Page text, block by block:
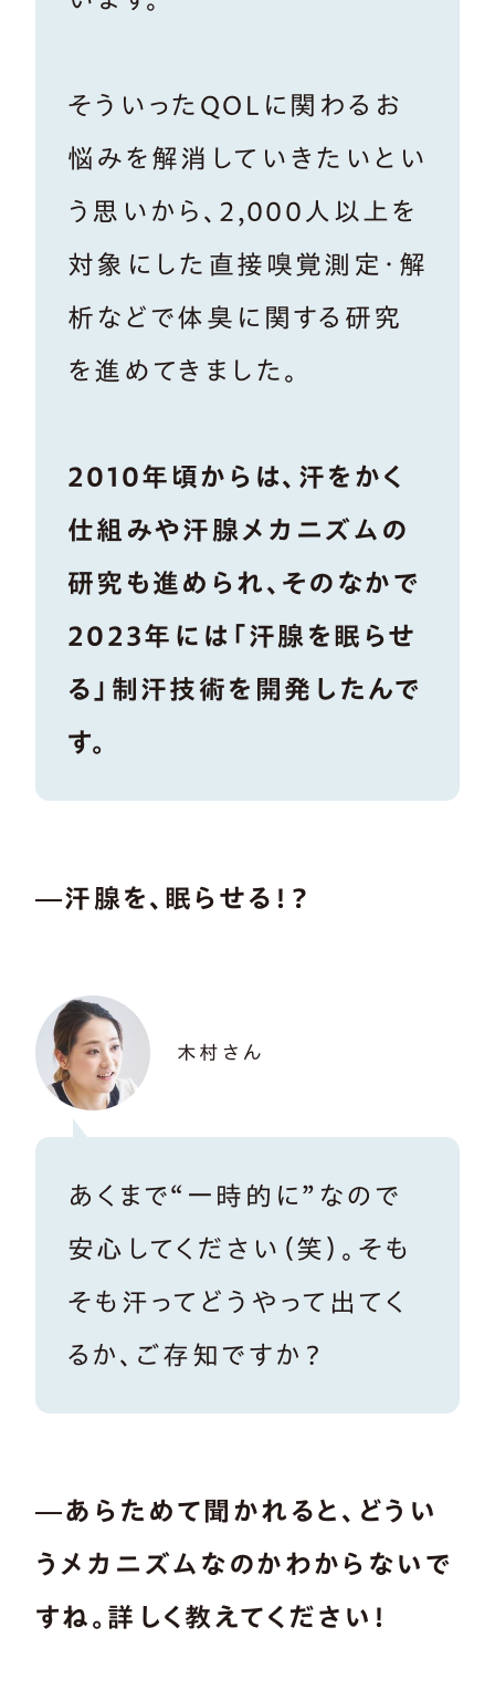
そういったQOLに関わるお
悩みを解消していきたいとい
う思いから、2,000人以上を
対象にした直接嗅覚測定・解
析などで体臭に関する研究
を進めてきました。
2010年頃からは、汗をかく
仕組みや汗腺メカニズムの
研究も進められ、そのなかで
2023年には「汗腺を眠らせ
る」制汗技術を開発したんで
す。
―汗腺を、眠らせる！？
木村さん
あくまで“一時的に”なので
安心してください（笑）。そも
そも汗ってどうやって出てく
るか、ご存知ですか？
―あらためて聞かれると、どうい
うメカニズムなのかわからないで
すね。詳しく教えてください！